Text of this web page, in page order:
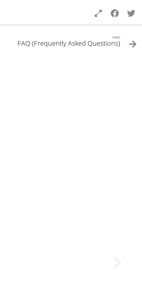
next
FAQ (Frequently Asked Questions)